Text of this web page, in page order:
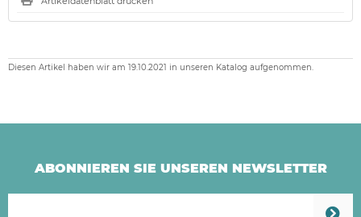
Diesen Artikel haben wir am 19.10.2021 in unseren Katalog aufgenommen.
ABONNIEREN SIE UNSEREN NEWSLETTER